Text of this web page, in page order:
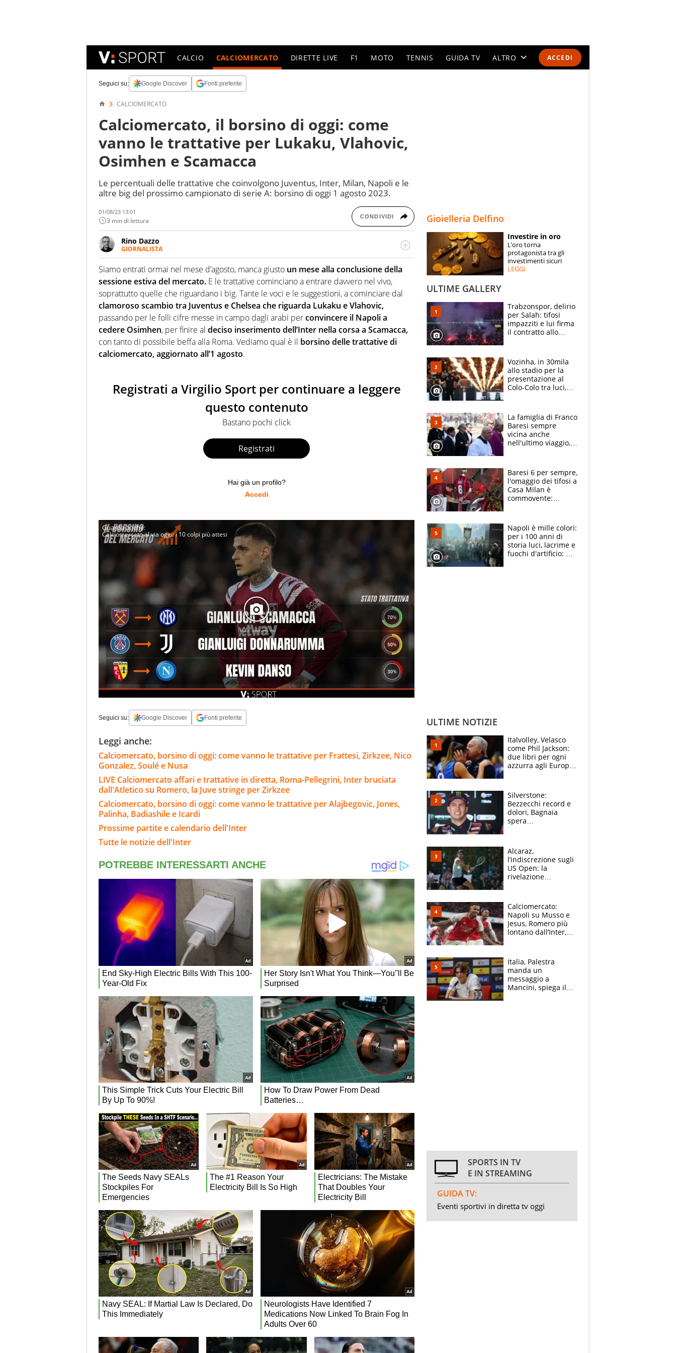
ACCEDI
CALCIO CALCIOMERCATO DIRETTE LIVE F1 MOTO TENNIS GUIDA TV ALTRO
SPECIALI
ESPERTI
Seguici su: Google Discover Fonti preferite
CALCIOMERCATO
Calciomercato, il borsino di oggi: come
vanno le trattative per Lukaku, Vlahovic,
Osimhen e Scamacca
Le percentuali delle trattative che coinvolgono Juventus, Inter, Milan, Napoli e le
altre big del prossimo campionato di serie A: borsino di oggi 1 agosto 2023.
01/08/23 13:01
3 min di lettura CONDIVIDI
Rino Dazzo
GIORNALISTA
Se mai ci fosse modo di traslare il glossario del calcio in una nicchia di esperti, lui ne
farebbe parte. Non si perde una svista arbitrale né gli umori social del mondo delle
Siamo entrati ormai nel mese d’agosto, manca giusto un mese alla conclusione della
sessione estiva del mercato. E le trattative cominciano a entrare davvero nel vivo,
soprattutto quelle che riguardano i big. Tante le voci e le suggestioni, a cominciare dal
clamoroso scambio tra Juventus e Chelsea che riguarda Lukaku e Vlahovic,
passando per le folli cifre messe in campo dagli arabi perconvincere il Napoli a
cedere Osimhen, per finire al deciso inserimento dell’Inter nella corsa a Scamacca,
con tanto di possibile beffa alla Roma. Vediamo qual è il borsino delle trattative di
calciomercato, aggiornato all’1 agosto.
Registrati a Virgilio Sport per continuare a leggere
questo contenuto
Bastano pochi click
Registrati
Hai già un profilo?
Accedi
Calciomercato al via oggi: i 10 colpi più attesi
Seguici su: Google Discover Fonti preferite
Leggi anche:
Calciomercato, borsino di oggi: come vanno le trattative per Frattesi, Zirkzee, Nico
Gonzalez, Soulé e Nusa
LIVE Calciomercato affari e trattative in diretta, Roma-Pellegrini, Inter bruciata
dall'Atletico su Romero, la Juve stringe per Zirkzee
Calciomercato, borsino di oggi: come vanno le trattative per Alajbegovic, Jones,
Palinha, Badiashile e Icardi
Prossime partite e calendario dell'Inter
Tutte le notizie dell'Inter
Gioielleria Delfino
Investire in oro
L’oro torna
protagonista tra gli
investimenti sicuri
LEGGI
ULTIME GALLERY
Trabzonspor, delirio
per Salah: tifosi
impazziti e lui firma
il contratto allo
Vozinha, in 30mila
allo stadio per la
presentazione al
Colo-Colo tra luci,
La famiglia di Franco
Baresi sempre
vicina anche
nell'ultimo viaggio,
circondati
dall'affetto dei tifosi
Baresi 6 per sempre,
l'omaggio dei tifosi a
Casa Milan è
commovente:
bigliettini
Napoli è mille colori:
per i 100 anni di
storia luci, lacrime e
fuochi d'artificio: De
ULTIME NOTIZIE
Italvolley, Velasco
come Phil Jackson:
due libri per ogni
azzurra agli Europei.
Silverstone:
Bezzecchi record e
dolori, Bagnaia
spera
e vota Aprilia
Alcaraz,
l’indiscrezione sugli
US Open: la
rivelazione
B. Rune verso la
rinuncia
Calciomercato:
Napoli su Musso e
Jesus, Romero più
lontano dall’Inter,
tabellone
Italia, Palestra
manda un
messaggio a
Mancini, spiega il
SPORTS IN TV
E IN STREAMING
GUIDA TV:
Eventi sportivi in diretta tv oggi